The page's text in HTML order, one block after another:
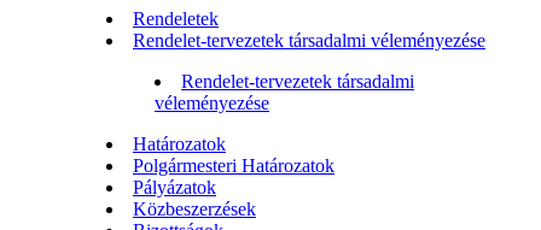
Rendeletek
Rendelet-tervezetek társadalmi véleményezése
Rendelet-tervezetek társadalmi
véleményezése
Határozatok
Polgármesteri Határozatok
Pályázatok
Közbeszerzések